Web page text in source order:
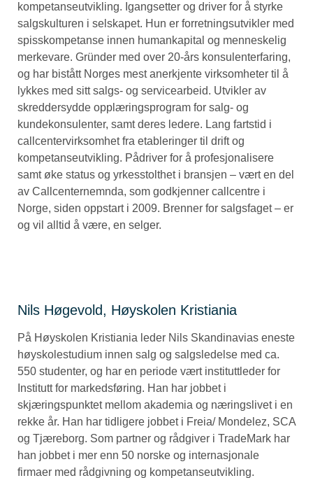
kompetanseutvikling. Igangsetter og driver for å styrke
salgskulturen i selskapet. Hun er forretningsutvikler med
spisskompetanse innen humankapital og menneskelig
merkevare. Gründer med over 20-års konsulenterfaring,
og har bistått Norges mest anerkjente virksomheter til å
lykkes med sitt salgs- og servicearbeid. Utvikler av
skreddersydde opplæringsprogram for salg- og
kundekonsulenter, samt deres ledere. Lang fartstid i
callcentervirksomhet fra etableringer til drift og
kompetanseutvikling. Pådriver for å profesjonalisere
samt øke status og yrkesstolthet i bransjen – vært en del
av Callcenternemnda, som godkjenner callcentre i
Norge, siden oppstart i 2009. Brenner for salgsfaget – er
og vil alltid å være, en selger.
Nils Høgevold, Høyskolen Kristiania
På Høyskolen Kristiania leder Nils Skandinavias eneste
høyskolestudium innen salg og salgsledelse med ca.
550 studenter, og har en periode vært instituttleder for
Institutt for markedsføring. Han har jobbet i
skjæringspunktet mellom akademia og næringslivet i en
rekke år. Han har tidligere jobbet i Freia/ Mondelez, SCA
og Tjæreborg. Som partner og rådgiver i TradeMark har
han jobbet i mer enn 50 norske og internasjonale
firmaer med rådgivning og kompetanseutvikling.